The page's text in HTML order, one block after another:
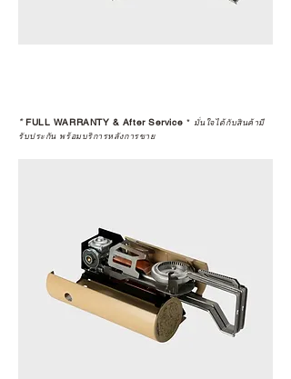
*FULL WARRANTY & After Service * มั่นใจได้กับสินค้ามี
รับประกัน พร้อมบริการหลังการขาย